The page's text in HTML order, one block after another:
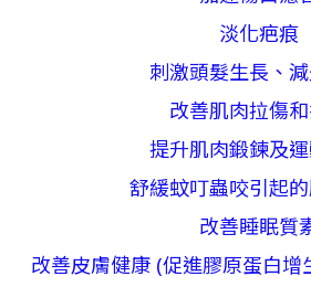
淡化疤痕
刺激頭髮生長、
改善肌肉拉傷
提升肌肉鍛鍊及
舒緩蚊叮蟲咬引起
改善睡眠質
改善皮膚健康 (促進膠原蛋白增